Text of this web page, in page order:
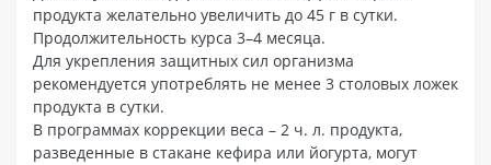
продукта желательно увеличить до 45 г в сутки.
Продолжительность курса 3–4 месяца.
Для укрепления защитных сил организма
рекомендуется употреблять не менее 3 столовых ложек
продукта в сутки.
В программах коррекции веса – 2 ч. л. продукта,
разведенные в стакане кефира или йогурта, могут